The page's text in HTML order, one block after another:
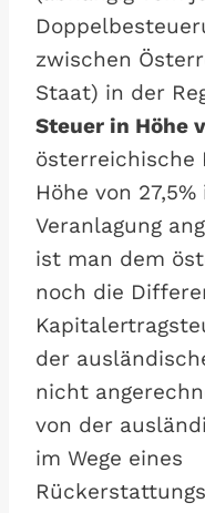
zwischen
Staat) in der
Steuer in Höhe
österreichische
Höhe von
Veranlagung
ist man dem
noch die
der
nicht
von der
im Wege eines